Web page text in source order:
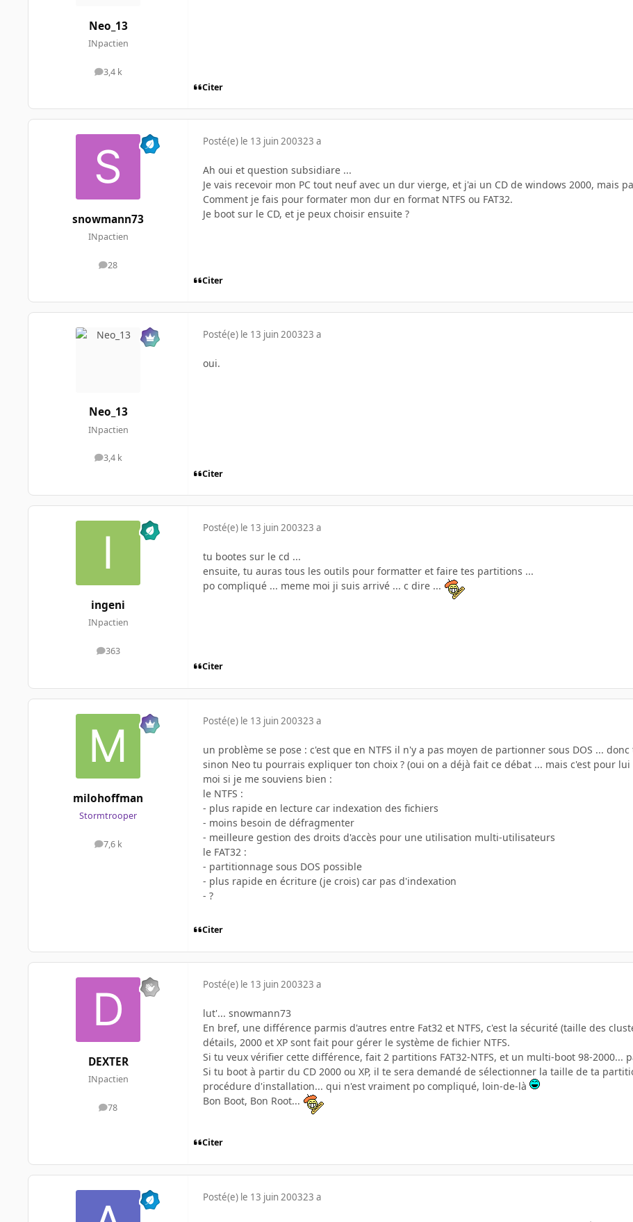
Neo_13
INpactien
3,4 k
messages
Citer
snowmann73
INpactien
28
messages
Posté(e) le 13 juin 200323 a
Ah oui et question subsidiare ...
Je vais recevoir mon PC tout neuf avec un dur vierge, et j'ai un CD de windows 2000, mais
Comment je fais pour formater mon dur en format NTFS ou FAT32.
Je boot sur le CD, et je peux choisir ensuite ?
Citer
Neo_13
INpactien
3,4 k
messages
Posté(e) le 13 juin 200323 a
oui.
Citer
ingeni
INpactien
363
messages
Posté(e) le 13 juin 200323 a
tu bootes sur le cd ...
ensuite, tu auras tous les outils pour formatter et faire tes partitions ...
po compliqué ... meme moi ji suis arrivé ... c dire ...
Citer
milohoffman
Stormtrooper
7,6 k
messages
Posté(e) le 13 juin 200323 a
un problème se pose : c'est que en NTFS il n'y a pas moyen de partionner sous DOS ...
sinon Neo tu pourrais expliquer ton choix ? (oui on a déjà fait ce débat ... mais c'est pour
moi si je me souviens bien :
le NTFS :
- plus rapide en lecture car indexation des fichiers
- moins besoin de défragmenter
- meilleure gestion des droits d'accès pour une utilisation multi-utilisateurs
le FAT32 :
- partitionnage sous DOS possible
- plus rapide en écriture (je crois) car pas d'indexation
- ?
Citer
DEXTER
INpactien
78
messages
Posté(e) le 13 juin 200323 a
lut'... snowmann73
En bref, une différence parmis d'autres entre Fat32 et NTFS, c'est la sécurité (taille des
détails, 2000 et XP sont fait pour gérer le système de fichier NTFS.
Si tu veux vérifier cette différence, fait 2 partitions FAT32-NTFS, et un multi-boot 98-2000...
Si tu boot à partir du CD 2000 ou XP, il te sera demandé de sélectionner la taille de ta
procédure d'installation... qui n'est vraiment po compliqué, loin-de-là
Bon Boot, Bon Root...
Citer
Posté(e) le 13 juin 200323 a